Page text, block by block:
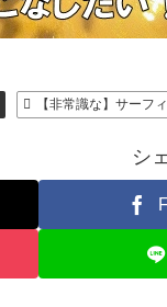
【非常識な】サーフ
シ